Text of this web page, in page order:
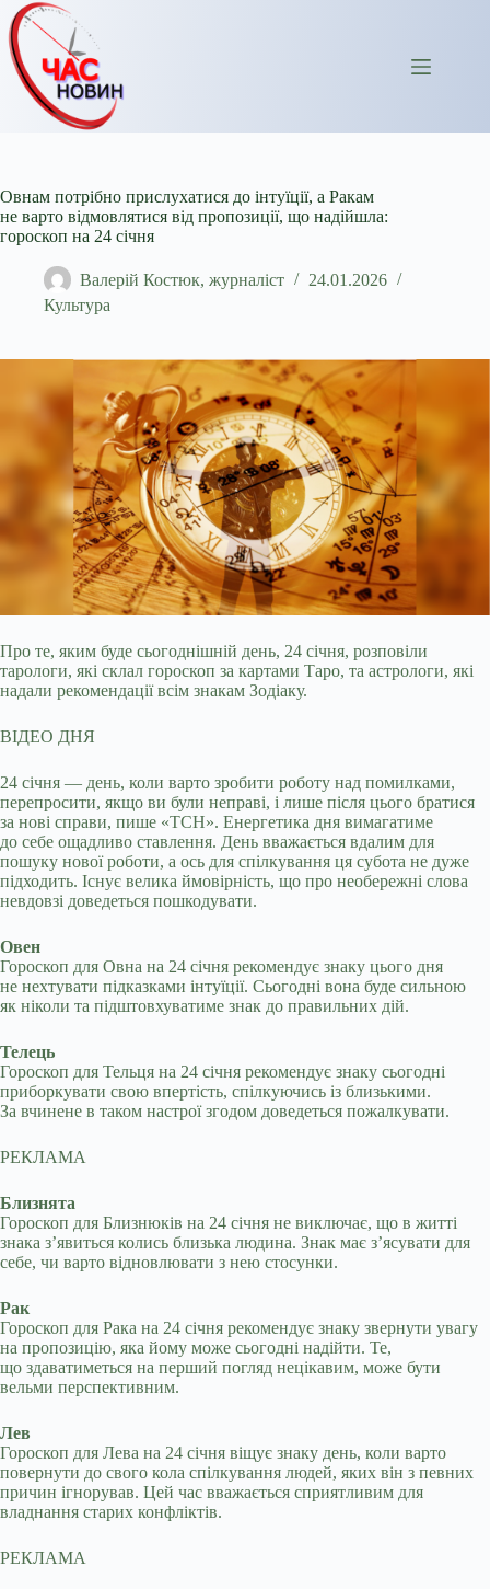
Перейти
до
вмісту
Овнам потрібно прислухатися до інтуїції, а Ракам
не варто відмовлятися від пропозиції, що надійшла:
гороскоп на 24 січня
Валерій Костюк, журналіст
24.01.2026
Культура
Про те, яким буде сьогоднішній день, 24 січня, розповіли
тарологи, які склал гороскоп за картами Таро, та астрологи, які
надали рекомендації всім знакам Зодіаку.
ВІДЕО ДНЯ
24 січня — день, коли варто зробити роботу над помилками,
перепросити, якщо ви були неправі, і лише після цього братися
за нові справи, пише «ТСН». Енергетика дня вимагатиме
до себе ощадливо ставлення. День вважається вдалим для
пошуку нової роботи, а ось для спілкування ця субота не дуже
підходить. Існує велика ймовірність, що про необережні слова
невдовзі доведеться пошкодувати.
Овен
Гороскоп для Овна на 24 січня рекомендує знаку цього дня
не нехтувати підказками інтуїції. Сьогодні вона буде сильною
як ніколи та підштовхуватиме знак до правильних дій.
Телець
Гороскоп для Тельця на 24 січня рекомендує знаку сьогодні
приборкувати свою впертість, спілкуючись із близькими.
За вчинене в таком настрої згодом доведеться пожалкувати.
РЕКЛАМА
Близнята
Гороскоп для Близнюків на 24 січня не виключає, що в житті
знака з’явиться колись близька людина. Знак має з’ясувати для
себе, чи варто відновлювати з нею стосунки.
Рак
Гороскоп для Рака на 24 січня рекомендує знаку звернути увагу
на пропозицію, яка йому може сьогодні надійти. Те,
що здаватиметься на перший погляд нецікавим, може бути
вельми перспективним.
Лев
Гороскоп для Лева на 24 січня віщує знаку день, коли варто
повернути до свого кола спілкування людей, яких він з певних
причин ігнорував. Цей час вважається сприятливим для
владнання старих конфліктів.
РЕКЛАМА